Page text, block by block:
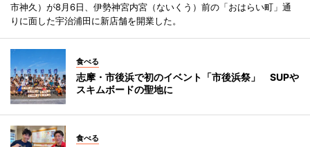
市神久）が8月6日、伊勢神宮内宮（ないくう）前の「おはらい町」通
りに面した宇治浦田に新店舗を開業した。
食べる
志摩・市後浜で初のイベント「市後浜祭」 SUPや
スキムボードの聖地に
食べる